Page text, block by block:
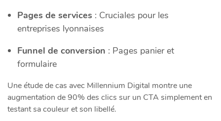
Pages de services : Cruciales pour les
entreprises lyonnaises
Funnel de conversion : Pages panier et
formulaire
Une étude de cas avec Millennium Digital montre une
augmentation de 90% des clics sur un CTA simplement en
testant sa couleur et son libellé.